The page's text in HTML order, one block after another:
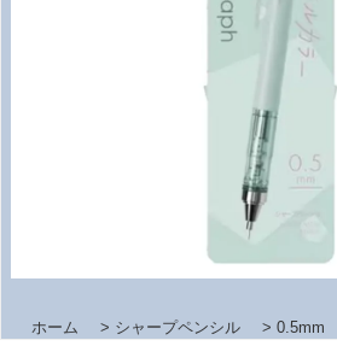
ホーム > シャープペンシル > 0.5mm